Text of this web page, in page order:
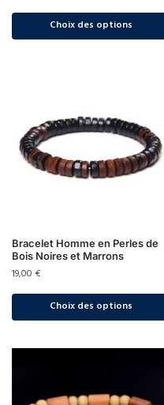
Choix des options
Bracelet Homme en Perles de
Bois Noires et Marrons
19,00 €
Choix des options